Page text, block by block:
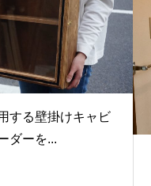
する壁掛けキャビ
ダーを...